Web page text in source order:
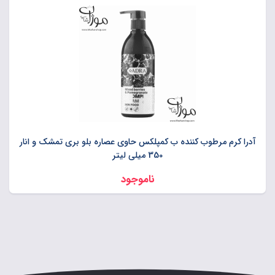
آدرا کرم مرطوب کننده ب کمپلکس حاوی عصاره بلو بری تمشک و انار
350 میلی لیتر
ناموجود